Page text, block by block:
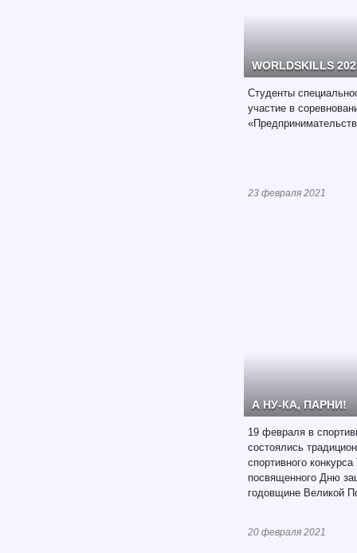
WORLDSKILLS
Студенты
участие в
23 февраля 2021
А НУ-КА, ПАРНИ!
19 февраля в
состоялись
спортивного
посвященного Дню
годовщине Великой
20 февраля 2021